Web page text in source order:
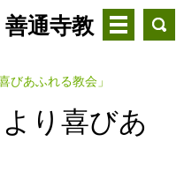
通寺教
びあふれる教会」
り喜びあ